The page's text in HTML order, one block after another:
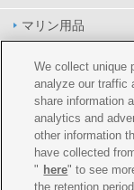
マリン用品
PAS/YPJ用品
その他用品
イベント&エンタ
オンラインショップ
We collect unique
analyze our traffic
share information
analytics and
other information
have collected
" here" to see
the retention